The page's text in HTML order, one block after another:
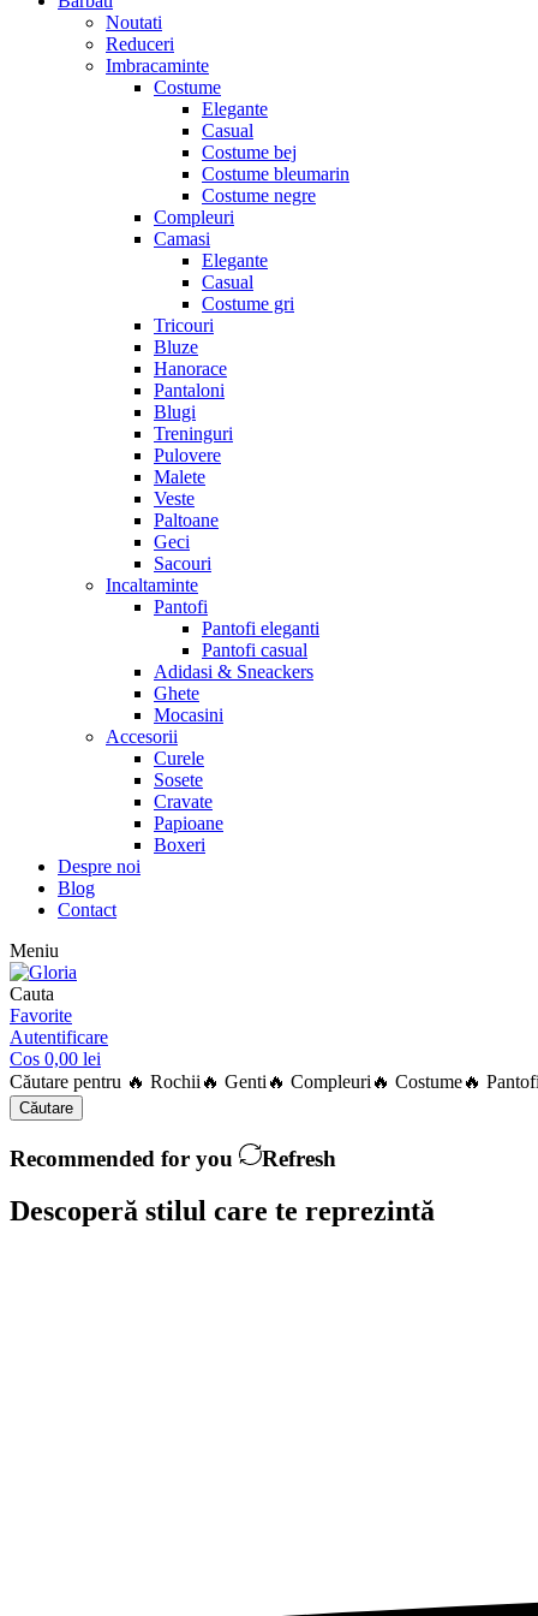
Noutati
Reduceri
Imbracaminte
Costume
Elegante
Casual
Costume bej
Costume bleumarin
Costume negre
Compleuri
Camasi
Elegante
Casual
Costume gri
Tricouri
Bluze
Hanorace
Pantaloni
Blugi
Treninguri
Pulovere
Malete
Veste
Paltoane
Geci
Sacouri
Incaltaminte
Pantofi
Pantofi eleganti
Pantofi casual
Adidasi & Sneackers
Ghete
Mocasini
Accesorii
Curele
Sosete
Cravate
Papioane
Boxeri
Despre noi
Blog
Contact
Meniu
Cauta
Favorite
Autentificare
Cos 0,00 lei
Căutare pentru 🔥 Rochii 🔥 Genti 🔥 Compleuri 🔥 Costume🔥
Căutare
Recommended for you Refresh
Descoperă stilul care te reprezintă